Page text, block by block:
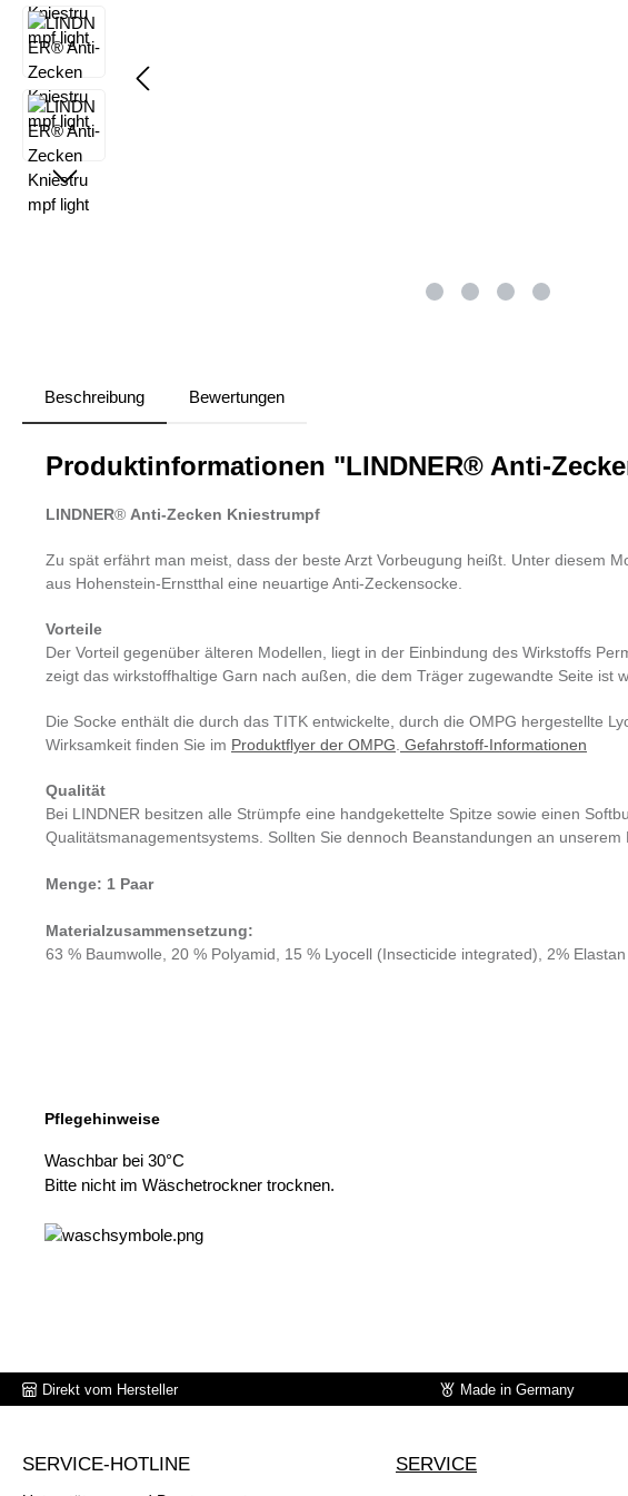
Beschreibung Bewertungen
Produktinformationen "LINDNER® Anti-
LINDNER® Anti-Zecken Kniestrumpf
Zu spät erfährt man meist, dass der beste Arzt Vorbeugung heißt. Unter diesem
aus Hohenstein-Ernstthal eine neuartige Anti-Zeckensocke.
Vorteile
Der Vorteil gegenüber älteren Modellen, liegt in der Einbindung des Wirkstoffs
zeigt das wirkstoffhaltige Garn nach außen, die dem Träger zugewandte Seite ist
Die Socke enthält die durch das TITK entwickelte, durch die OMPG hergestellte
Wirksamkeit finden Sie im Produktflyer der OMPG. Gefahrstoff-Informationen
Qualität
Bei LINDNER besitzen alle Strümpfe eine handgekettelte Spitze sowie einen
Qualitätsmanagementsystems. Sollten Sie dennoch Beanstandungen an
Menge: 1 Paar
Materialzusammensetzung:
63 % Baumwolle, 20 % Polyamid, 15 % Lyocell (Insecticide integrated), 2% Elastan
Pflegehinweise
Waschbar bei 30°C
Bitte nicht im Wäschetrockner trocknen.
Direkt vom Hersteller Made in Germany
SERVICE-HOTLINE SERVICE